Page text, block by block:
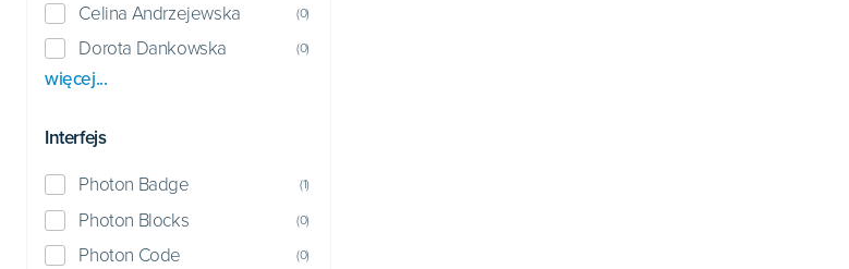
Celina Andrzejewska (0)
Dorota Dankowska (0)
więcej...
Interfejs
Photon Badge (1)
Photon Blocks (0)
Photon Code (0)